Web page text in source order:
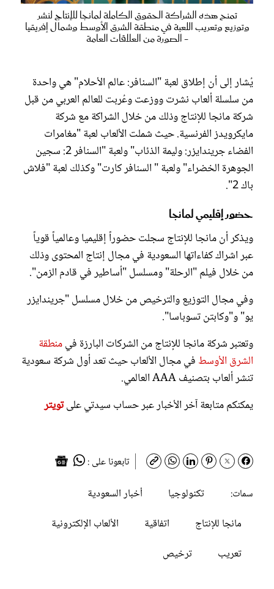
تمنح هذه الشراكة الحقوق الكاملة لمانجا للإنتاج لنشر
وتوزيع وتعريب اللعبة في منطقة الشرق الأوسط وشمال إفريقيا
- الصورة من العلاقات العامة
يُشار إلى أن إطلاق لعبة "السنافر: عالم الأحلام" هي واحدة
من سلسلة ألعاب نشرت ووزعت وعُربت للعالم العربي من قبل
شركة مانجا للإنتاج وذلك من خلال الشراكة مع شركة
مايكرويدز الفرنسية. حيث شملت الألعاب لعبة "مغامرات
الفضاء جريندايزر: وليمة الذئاب" ولعبة "السنافر 2: سجين
الجوهرة الخضراء" ولعبة " السنافر كارت" وكذلك لعبة "فلاش
باك 2".
حضور إقليمي لمانجا
ويذكر أن مانجا للإنتاج سجلت حضوراً إقليميا وعالمياً قوياً
عبر اشراك كفاءاتها السعودية في مجال إنتاج المحتوى وذلك
من خلال فيلم "الرحلة" ومسلسل "أساطير في قادم الزمن".
وفي مجال التوزيع والترخيص من خلال مسلسل "جريندايزر
يو" و"وكابتن تسوباسا".
وتعتبر شركة مانجا للإنتاج من الشركات البارزة فيمنطقة
الشرق الأوسطفي مجال الألعاب حيث تعد أول شركة سعودية
تنشر ألعاب بتصنيف AAA العالمي.
يمكنكم متابعة آخر الأخبار عبر حساب سيدتي علىتويتر
تابعونا على :
سمات:
تكنولوجيا
أخبار السعودية
مانجا للإنتاج
اتفاقية
الألعاب الإلكترونية
تعريب
ترخيص